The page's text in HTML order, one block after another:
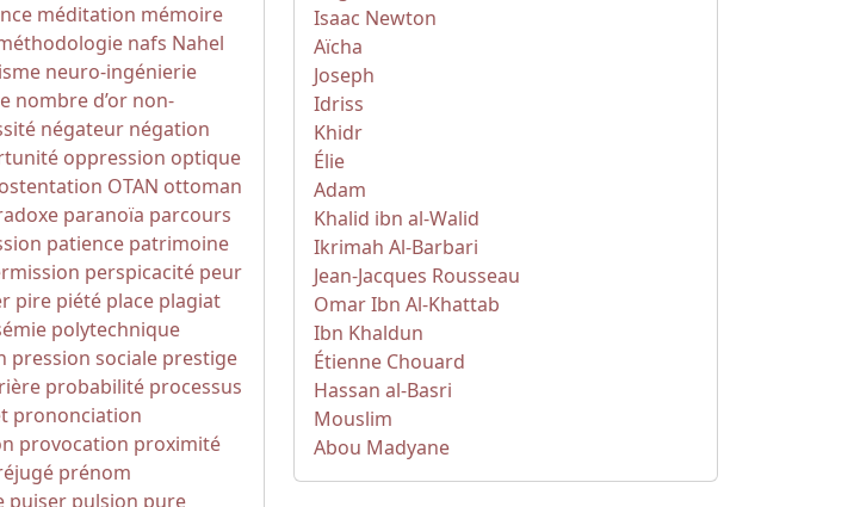
méditation mémoire
nafs Nahel
neuro-ingénierie
nombre d’or non-
négateur négation
oppression optique
ostentation OTAN ottoman
paranoïa parcours
patience patrimoine
perspicacité peur
pire piété place plagiat
polytechnique
pression sociale prestige
probabilité processus
prononciation
provocation proximité
prénom
puiser pulsion pure
Isaac Newton
Aïcha
Joseph
Idriss
Khidr
Élie
Adam
Khalid ibn al-Walid
Ikrimah Al-Barbari
Jean-Jacques Rousseau
Omar Ibn Al-Khattab
Ibn Khaldun
Étienne Chouard
Hassan al-Basri
Mouslim
Abou Madyane